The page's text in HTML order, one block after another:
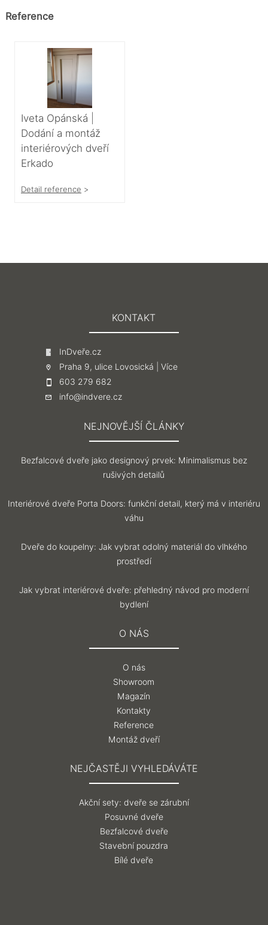
Reference
Iveta Opánská |
Dodání a montáž
interiérových dveří
Erkado
Detail reference >
KONTAKT
InDveře.cz
Praha 9, ulice Lovosická | Více
603 279 682
info@indvere.cz
NEJNOVĚJŠÍ ČLÁNKY
Bezfalcové dveře jako designový prvek: Minimalismus bez
rušivých detailů
Interiérové dveře Porta Doors: funkční detail, který má v interiéru
váhu
Dveře do koupelny: Jak vybrat odolný materiál do vlhkého
prostředí
Jak vybrat interiérové dveře: přehledný návod pro moderní
bydlení
O NÁS
O nás
Showroom
Magazín
Kontakty
Reference
Montáž dveří
NEJČASTĚJI VYHLEDÁVÁTE
Akční sety: dveře se zárubní
Posuvné dveře
Bezfalcové dveře
Stavební pouzdra
Bílé dveře